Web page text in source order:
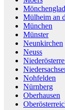
Mülheim an
München
Münster
Neunkirchen
Neuss
Nohfelden
Nürnberg
Oberhausen